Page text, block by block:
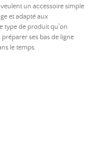
un accessoire simple
et adapté aux
type de produit qu’on
ses bas de ligne
le temps.